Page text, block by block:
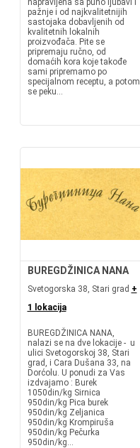
napravljena sa puno ljubavi i
pažnje i od najkvalitetnijih
sastojaka dobavljenih od
kvalitetnih lokalnih
proizvođača. Pite se
pripremaju ručno, od
domaćih kora koje takođe
sami pripremamo po
specijalnom receptu, a potom
se peku...
BUREGDŽINICA NANA
Svetogorska 38, Stari grad +
1 lokacija
BUREGDŽINICA NANA,
nalazi se na dve lokacije - u
ulici Svetogorskoj 38, Stari
grad, i Cara Dušana 33, na
Dorćolu. U ponudi za Vas
izdvajamo : Burek
1050din/kg Sirnica
950din/kg Pica burek
950din/kg Zeljanica
950din/kg Krompiruša
950din/kg Pečurka
950din/kg...